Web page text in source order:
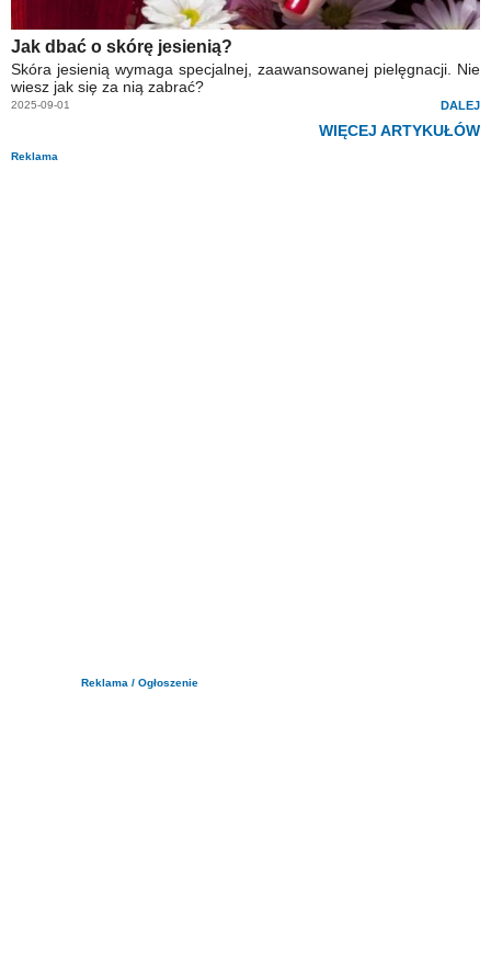
Jak dbać o skórę jesienią?
Skóra jesienią wymaga specjalnej, zaawansowanej pielęgnacji. Nie
wiesz jak się za nią zabrać?
2025-09-01 DALEJ
WIĘCEJ ARTYKUŁÓW
Reklama
Reklama / Ogłoszenie